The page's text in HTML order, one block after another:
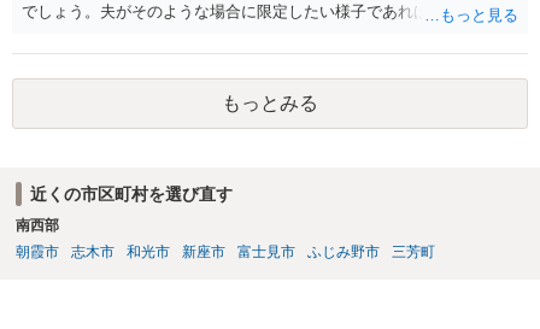
でしょう。夫がそのような場合に限定したい様子であれば工夫するの
もっとみる
近くの市区町村を選び直す
南西部
朝霞市
志木市 和光市 新座市 富士見市 ふじみ野市 三芳町